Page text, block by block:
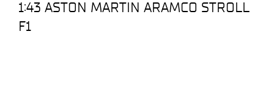
1:43 ASTON MARTIN ARAMCO STROLL
F1